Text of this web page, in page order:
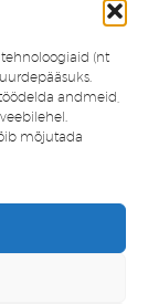
(nt
andmeid,
mõjutada